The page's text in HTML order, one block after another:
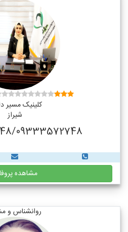
کلینیک مسیر
شیراز
09333572748
مشاهده
روانشناس و